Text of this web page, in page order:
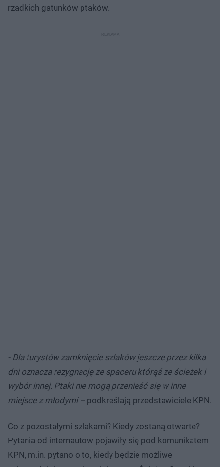
rzadkich gatunków ptaków.
- Dla turystów zamknięcie szlaków jeszcze przez kilka
dni oznacza rezygnację ze spaceru którąś ze ścieżek i
wybór innej. Ptaki nie mogą przenieść się w inne
miejsce z młodymi – podkreślają przedstawiciele KPN.
Co z pozostałymi szlakami? Kiedy zostaną otwarte?
Pytania od internautów pojawiły się pod komunikatem
KPN, m.in. pytano o to, kiedy będzie możliwe